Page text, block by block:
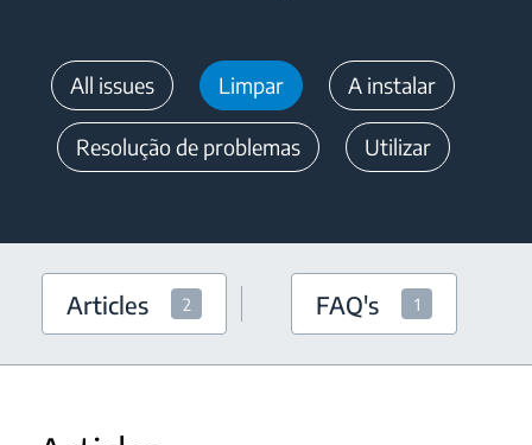
All issues Limpar A instalar
Resolução de problemas Utilizar
Articles 2 FAQ's 1